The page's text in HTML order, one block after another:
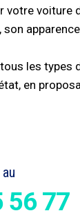
votre voiture
les types
en
56 77